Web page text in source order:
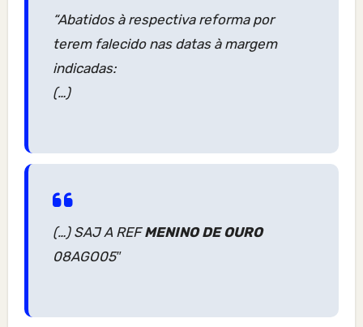
“Abatidos à respectiva reforma por
terem falecido nas datas à margem
indicadas:
(…)
(…) SAJ A REFMENINO DE OURO
08AGO05″